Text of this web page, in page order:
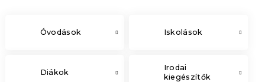
Óvodások Iskolások
Diákok
Irodai
kiegészítők